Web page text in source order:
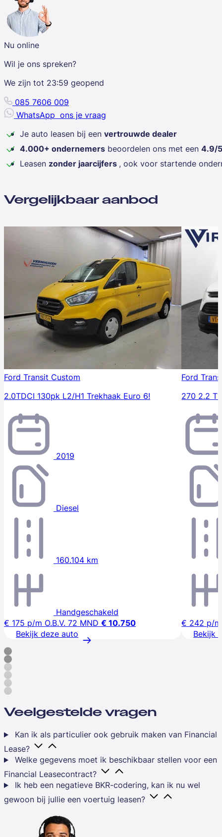
Nu online
Wil je ons spreken?
We zijn tot 23:59 geopend
085 7606 009
WhatsApp ons je vraag
Je auto leasen bij een vertrouwde dealer
4.000+ ondernemers beoordelen ons met een 4.9/5
Leasen zonder jaarcijfers , ook voor startende
Vergelijkbaar aanbod
Ford Transit Custom
2.0TDCI 130pk L2/H1 Trekhaak Euro 6!
2019
Diesel
160.104 km
Handgeschakeld
€ 175 p/m O.B.V. 72 MND € 10.750
Bekijk deze auto
Ford
270 2.2
€ 242 p/m
Bekijk
Veelgestelde vragen
Kan ik als particulier ook gebruik maken van Financial
Lease?
Welke gegevens moet ik beschikbaar stellen voor een
Financial Leasecontract?
Ik heb een negatieve BKR-codering, kan ik nu wel
gewoon bij jullie een voertuig leasen?